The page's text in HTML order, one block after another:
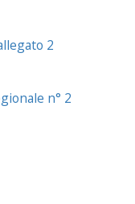
2
n° 2